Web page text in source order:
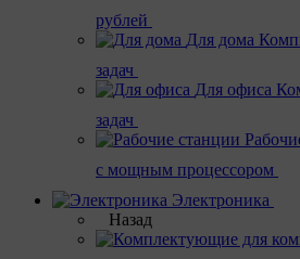
рублей
Для дома
задач
Для офиса
задач
с мощным процессором
Электроника
Назад